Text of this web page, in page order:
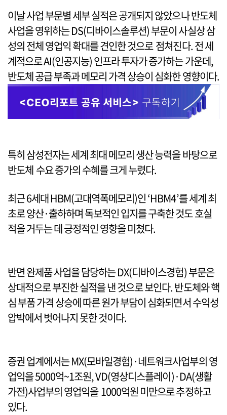
이날 사업 부문별 세부 실적은 공개되지 않았으나 반도체
사업을 영위하는 DS(디바이스솔루션) 부문이 사실상 삼
성의 전체 영업익 확대를 견인한 것으로 점쳐진다. 전 세
계적으로 AI(인공지능) 인프라 투자가 증가하는 가운데,
반도체 공급 부족과 메모리 가격 상승이 심화한 영향이다.
특히 삼성전자는 세계 최대 메모리 생산 능력을 바탕으로
반도체 수요 증가의 수혜를 크게 누렸다.
최근 6세대 HBM(고대역폭메모리)인 ‘HBM4’를 세계 최
초로 양산·출하하며 독보적인 입지를 구축한 것도 호실
적을 거두는 데 긍정적인 영향을 미쳤다.
반면 완제품 사업을 담당하는 DX(디바이스경험) 부문은
상대적으로 부진한 실적을 낸 것으로 보인다. 반도체와 핵
심 부품 가격 상승에 따른 원가 부담이 심화되면서 수익성
압박에서 벗어나지 못한 것이다.
증권 업계에서는 MX(모바일경험)·네트워크사업부의 영
업익을 5000억~1조원, VD(영상디스플레이)·DA(생활
가전)사업부의 영업익을 1000억원 미만으로 추정하고
있다.